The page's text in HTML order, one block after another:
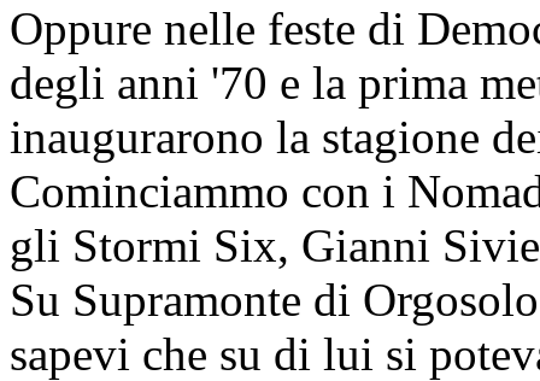
Oppure nelle feste di
degli anni '70 e la prima
inaugurarono la stagione
Cominciammo con i
gli Stormi Six, Gianni
Su Supramonte di
sapevi che su di lui si